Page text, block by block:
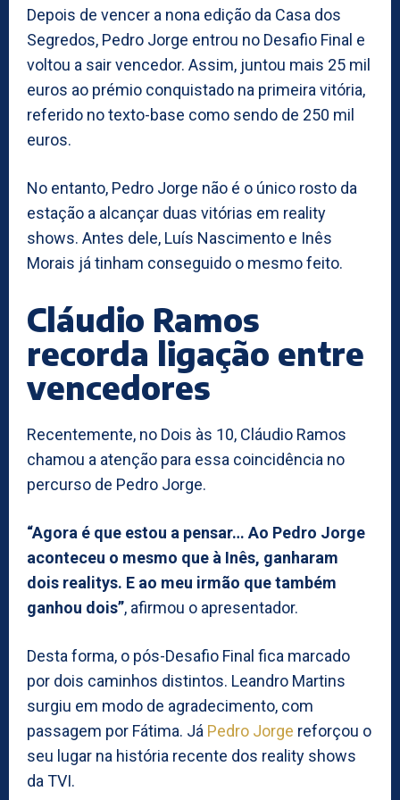
Depois de vencer a nona edição da Casa dos
Segredos, Pedro Jorge entrou no Desafio Final e
voltou a sair vencedor. Assim, juntou mais 25 mil
euros ao prémio conquistado na primeira vitória,
referido no texto-base como sendo de 250 mil
euros.
No entanto, Pedro Jorge não é o único rosto da
estação a alcançar duas vitórias em reality
shows. Antes dele, Luís Nascimento e Inês
Morais já tinham conseguido o mesmo feito.
Cláudio Ramos
recorda ligação entre
vencedores
Recentemente, no Dois às 10, Cláudio Ramos
chamou a atenção para essa coincidência no
percurso de Pedro Jorge.
“Agora é que estou a pensar… Ao Pedro Jorge
aconteceu o mesmo que à Inês, ganharam
dois realitys. E ao meu irmão que também
ganhou dois”, afirmou o apresentador.
Desta forma, o pós-Desafio Final fica marcado
por dois caminhos distintos. Leandro Martins
surgiu em modo de agradecimento, com
passagem por Fátima. Já Pedro Jorge reforçou o
seu lugar na história recente dos reality shows
da TVI.